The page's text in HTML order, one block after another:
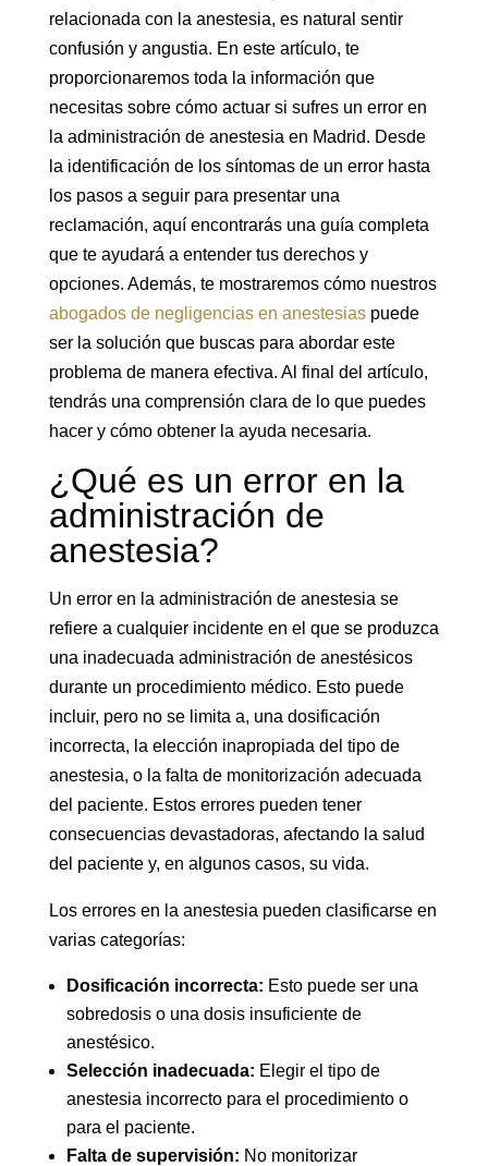
relacionada con la anestesia, es natural sentir
confusión y angustia. En este artículo, te
proporcionaremos toda la información que
necesitas sobre cómo actuar si sufres un error en
la administración de anestesia en Madrid. Desde
la identificación de los síntomas de un error hasta
los pasos a seguir para presentar una
reclamación, aquí encontrarás una guía completa
que te ayudará a entender tus derechos y
opciones. Además, te mostraremos cómo nuestros
abogados de negligencias en anestesiaspuede
ser la solución que buscas para abordar este
problema de manera efectiva. Al final del artículo,
tendrás una comprensión clara de lo que puedes
hacer y cómo obtener la ayuda necesaria.
¿Qué es un error en la
administración de
anestesia?
Un error en la administración de anestesia se
refiere a cualquier incidente en el que se produzca
una inadecuada administración de anestésicos
durante un procedimiento médico. Esto puede
incluir, pero no se limita a, una dosificación
incorrecta, la elección inapropiada del tipo de
anestesia, o la falta de monitorización adecuada
del paciente. Estos errores pueden tener
consecuencias devastadoras, afectando la salud
del paciente y, en algunos casos, su vida.
Los errores en la anestesia pueden clasificarse en
varias categorías:
Dosificación incorrecta: Esto puede ser una
sobredosis o una dosis insuficiente de
anestésico.
Selección inadecuada: Elegir el tipo de
anestesia incorrecto para el procedimiento o
para el paciente.
Falta de supervisión: No monitorizar